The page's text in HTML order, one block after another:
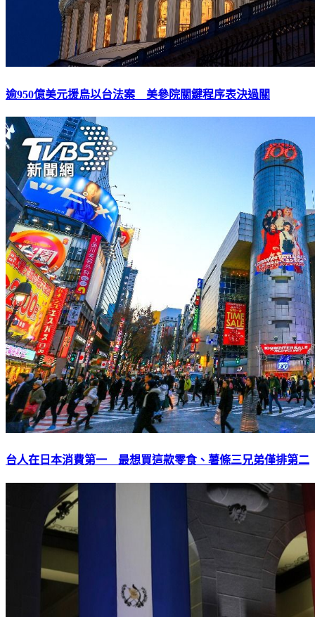
逾950億美元援烏以台法案 美參院關鍵程序表決過關
台人在日本消費第一 最想買這款零食、薯條三兄弟僅排第二